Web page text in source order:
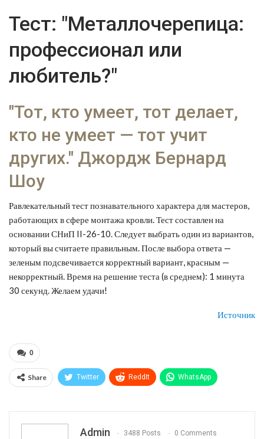
Тест: "Металлочерепица:
профессионал или
любитель?"
"Тот, кто умеет, тот делает,
кто не умеет — тот учит
других." Джордж Бернард
Шоу
Равлекательный тест познавательного характера для мастеров,
работающих в сфере монтажа кровли. Тест составлен на
основании СНиП II-26-10. Следует выбрать один из вариантов,
который вы считаете правильным. После выбора ответа —
зеленым подсвечивается корректный вариант, красным —
некорректный. Время на решение теста (в среднем): 1 минута
30 секунд. Желаем удачи!
Источник
0
Share Twitter ReddIt WhatsApp
Admin 3488 Posts 0 Comments